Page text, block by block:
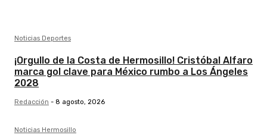
Noticias Deportes
¡Orgullo de la Costa de Hermosillo! Cristóbal Alfaro
marca gol clave para México rumbo a Los Ángeles
2028
Redacción - 8 agosto, 2026
Noticias Hermosillo